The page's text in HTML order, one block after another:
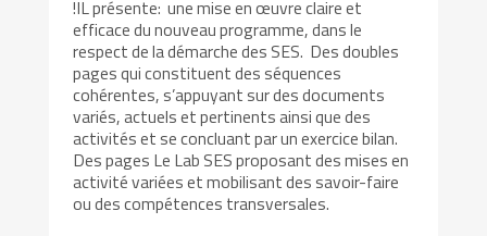
!IL présente: une mise en œuvre claire et
efficace du nouveau programme, dans le
respect de la démarche des SES. Des doubles
pages qui constituent des séquences
cohérentes, s’appuyant sur des documents
variés, actuels et pertinents ainsi que des
activités et se concluant par un exercice bilan.
Des pages Le Lab SES proposant des mises en
activité variées et mobilisant des savoir-faire
ou des compétences transversales.